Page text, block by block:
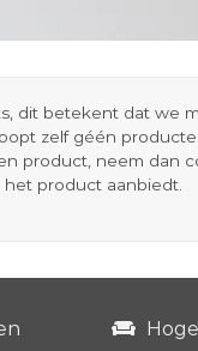
dit betekent dat we
zelf géén
product, neem dan
het product aanbiedt.